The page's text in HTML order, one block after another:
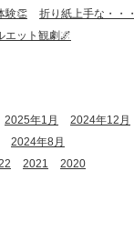
験👏
折り紙上手な・・・
エット観劇🌌
2025年1月 2024年12月
2024年8月
2021 2020